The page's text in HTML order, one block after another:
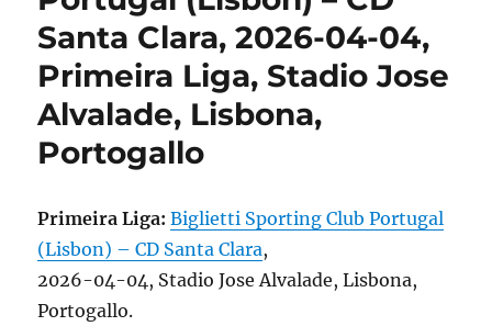
Santa Clara, 2026-04-04,
Primeira Liga, Stadio Jose
Alvalade, Lisbona,
Portogallo
Primeira Liga:Biglietti Sporting Club Portugal
(Lisbon) – CD Santa Clara,
2026-04-04, Stadio Jose Alvalade, Lisbona,
Portogallo.